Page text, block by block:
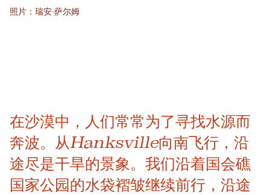
照片：瑞安·萨尔姆
在沙漠中，人们常常为了寻找水源而
奔波。从Hanksville向南飞行，沿
途尽是干旱的景象。我们沿着国会礁
国家公园的水袋褶皱继续前行，沿途